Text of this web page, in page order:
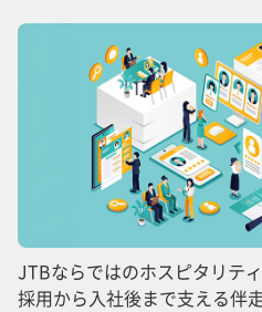
JTBならではのホスピタリテ
採用から入社後まで支える伴